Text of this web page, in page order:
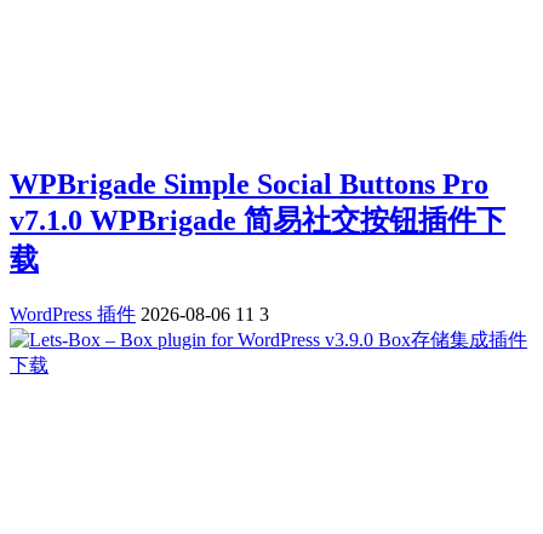
WPBrigade Simple Social Buttons Pro
v7.1.0 WPBrigade 简易社交按钮插件下
载
WordPress 插件 2026-08-06 11 3